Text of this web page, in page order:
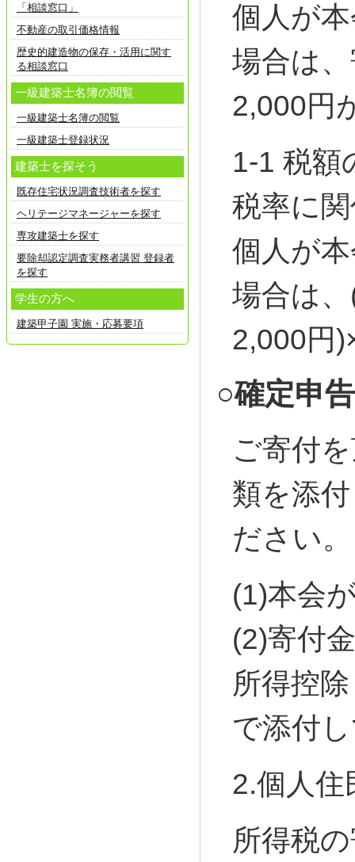
個人が
場合は
2,000円
1-1 税額
税率に
個人が
場合は
2,000円
○確定申
ご寄付
類を添
ださい。
(1)本会
(2)寄付
所得控
で添付
2.個人住
所得税
「相談窓口」
不動産の取引価格情報
歴史的建造物の保存・活用に関す
る相談窓口
一級建築士名簿の閲覧
一級建築士名簿の閲覧
一級建築士登録状況
建築士を探そう
既存住宅状況調査技術者を探す
ヘリテージマネージャーを探す
専攻建築士を探す
要除却認定調査実務者講習 登録者
を探す
学生の方へ
建築甲子園 実施・応募要項